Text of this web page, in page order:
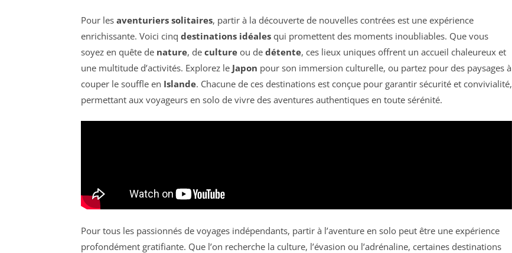
Pour les aventuriers solitaires, partir à la découverte de nouvelles contrées est une expérience
enrichissante. Voici cinq destinations idéales qui promettent des moments inoubliables. Que vous
soyez en quête de nature, de culture ou de détente, ces lieux uniques offrent un accueil chaleureux et
une multitude d’activités. Explorez le Japon pour son immersion culturelle, ou partez pour des paysages à
couper le souffle en Islande. Chacune de ces destinations est conçue pour garantir sécurité et convivialité,
permettant aux voyageurs en solo de vivre des aventures authentiques en toute sérénité.
Pour tous les passionnés de voyages indépendants, partir à l’aventure en solo peut être une expérience
profondément gratifiante. Que l’on recherche la culture, l’évasion ou l’adrénaline, certaines destinations